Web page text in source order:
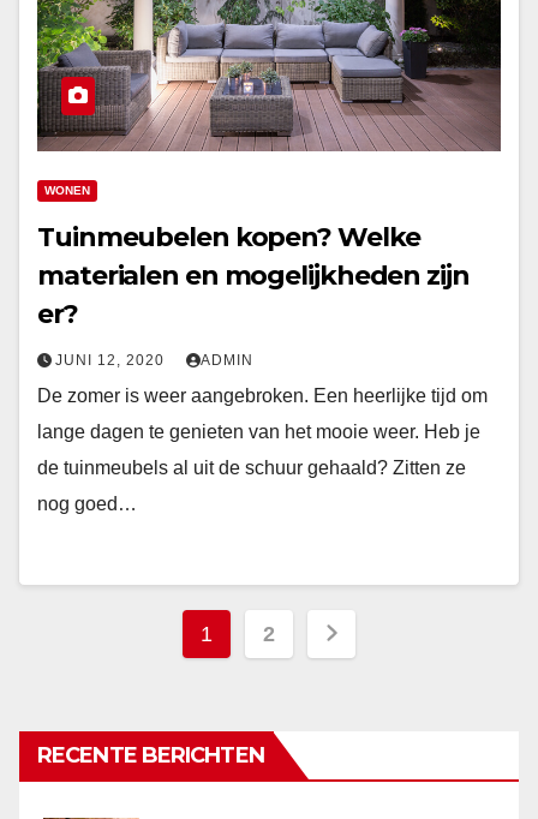
WONEN
Tuinmeubelen kopen? Welke
materialen en mogelijkheden zijn
er?
JUNI 12, 2020 ADMIN
De zomer is weer aangebroken. Een heerlijke tijd om
lange dagen te genieten van het mooie weer. Heb je
de tuinmeubels al uit de schuur gehaald? Zitten ze
nog goed…
Berichten
1 2
RECENTE BERICHTEN